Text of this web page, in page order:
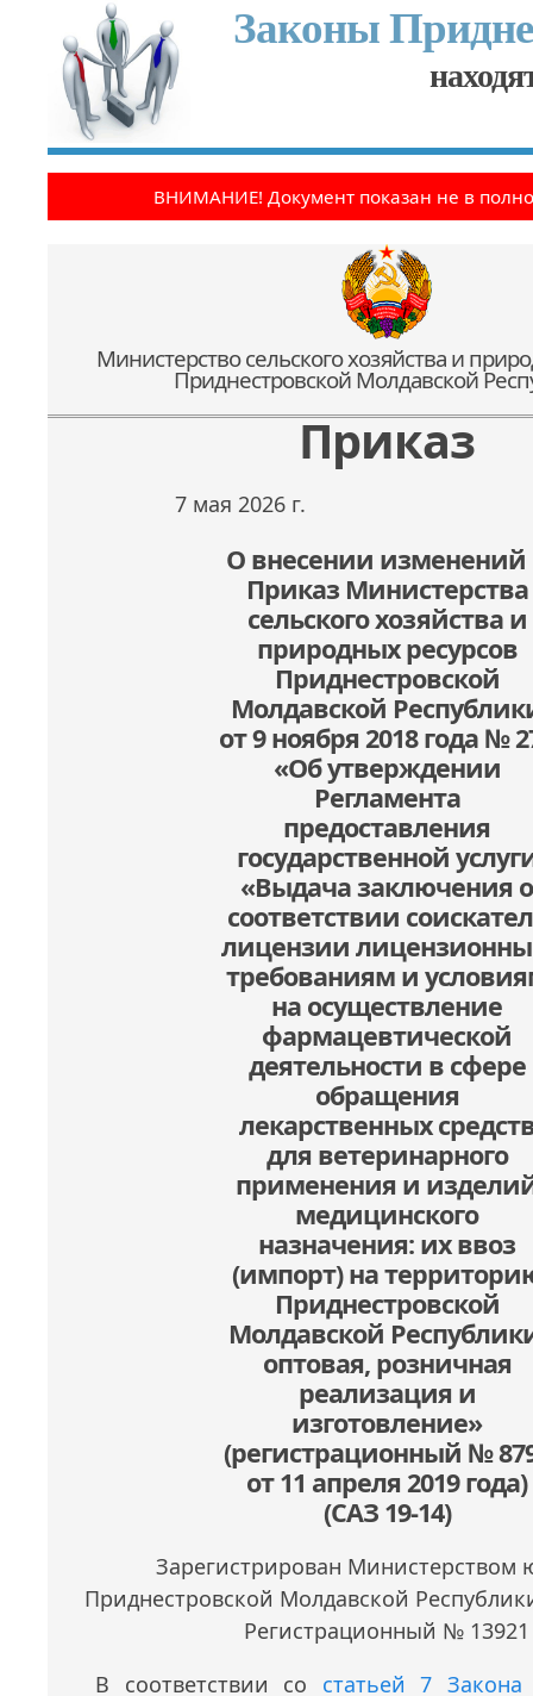
Законы
ВНИМАНИЕ! Документ показан не в
Министерство сельского хозяйства и
Приднестровской Молдавской
Приказ
7 мая 2026 г.
О внесении изменений
Приказ Министерства
сельского хозяйства и
природных ресурсов
Приднестровской
Молдавской
от 9 ноября 2018 года №
«Об утверждении
Регламента
предоставления
государственной
«Выдача заключения о
соответствии
лицензии
требованиям и
на осуществление
фармацевтической
деятельности в сфере
обращения
лекарственных
для ветеринарного
применения и
медицинского
назначения: их ввоз
(импорт) на
Приднестровской
Молдавской
оптовая, розничная
реализация и
изготовление»
(регистрационный №
от 11 апреля 2019 года)
(САЗ 19-14)
Зарегистрирован Министерством
Приднестровской Молдавской
Регистрационный № 13921
В соответствии со статьей 7 Закона